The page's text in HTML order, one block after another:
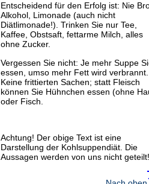
Entscheidend für den Erfolg ist: Nie
Alkohol, Limonade (auch nicht
Diätlimonade!). Trinken Sie nur Tee,
Kaffee, Obstsaft, fettarme Milch, alles
ohne Zucker.
Vergessen Sie nicht: Je mehr Suppe
essen, umso mehr Fett wird verbrannt.
Keine frittierten Sachen; statt Fleisch
können Sie Hühnchen essen (ohne
oder Fisch.
Achtung! Der obige Text ist eine
Darstellung der Kohlsuppendiät. Die
Aussagen werden von uns nicht geteilt!